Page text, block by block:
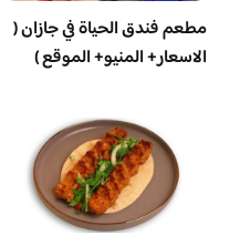
مطعم فندق الحياة في جازان (
الاسعار+ المنيو+ الموقع )